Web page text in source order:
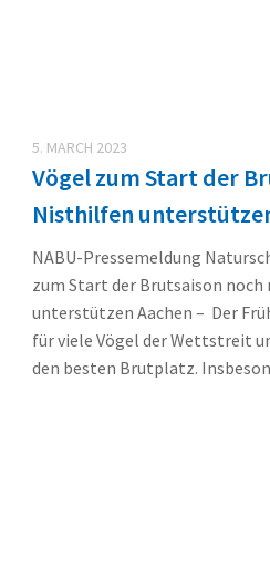
5. MARCH 2023
Vögel zum Start der
Nisthilfen
NABU-Pressemeldung
zum Start der Brutsaison
unterstützen Aachen – Der
für viele Vögel der Wettstreit
den besten Brutplatz.